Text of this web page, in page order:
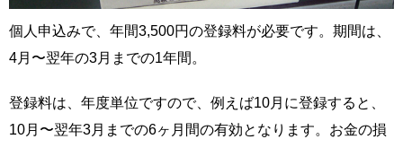
個人申込みで、年間3,500円の登録料が必要です。期間は、
4月〜翌年の3月までの1年間。
登録料は、年度単位ですので、例えば10月に登録すると、
10月〜翌年3月までの6ヶ月間の有効となります。お金の損